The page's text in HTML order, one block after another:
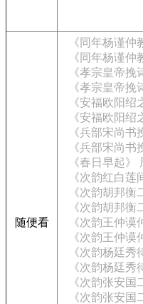
随便看
《同年杨谨
《同年杨谨
《孝宗皇帝挽
《孝宗皇帝挽
《安福欧阳
《安福欧阳
《兵部宋尚
《兵部宋尚
《春日早起》
《次韵红白莲
《次韵胡邦衡
《次韵胡邦衡
《次韵王仲
《次韵王仲
《次韵杨廷
《次韵杨廷
《次韵张安国
《次韵张安国